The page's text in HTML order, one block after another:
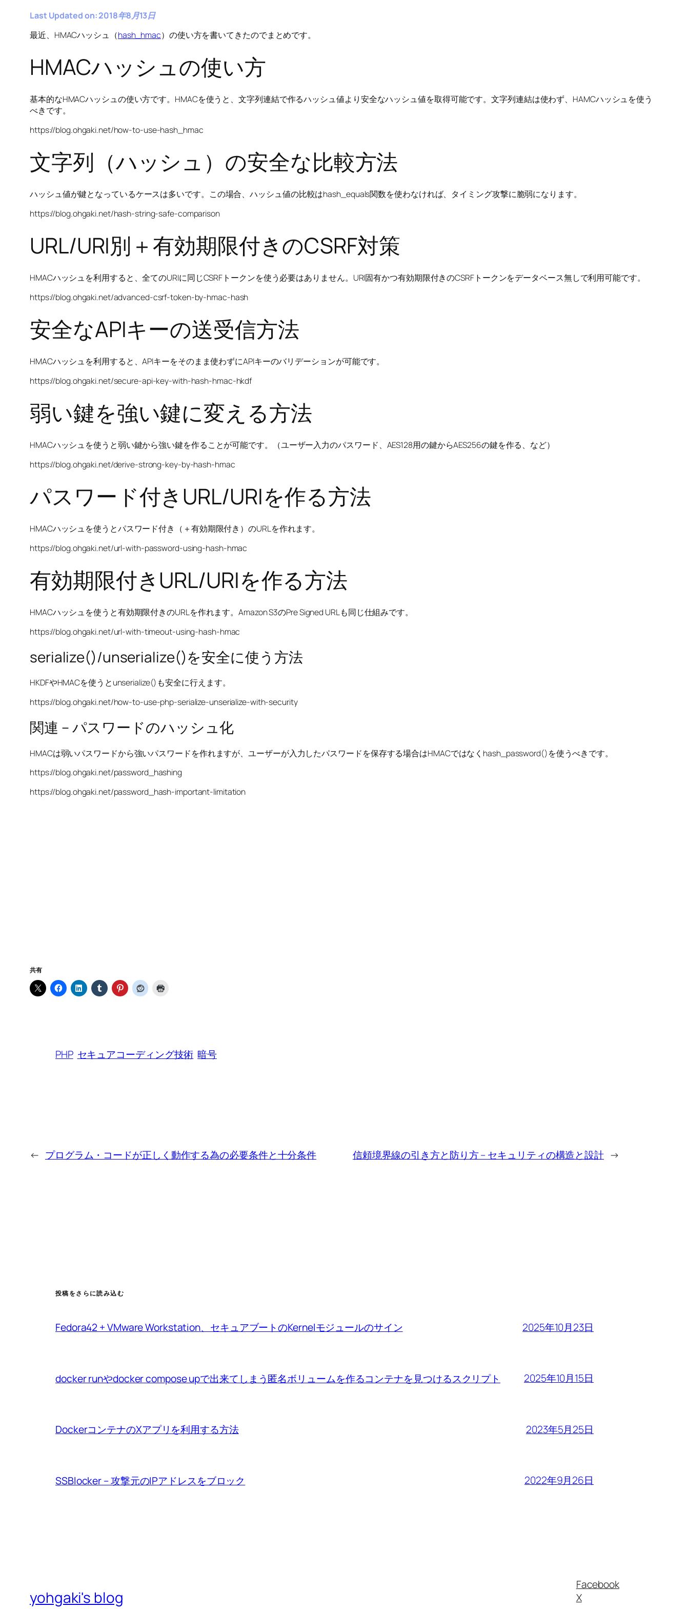
Last Updated on: 2018年8月13日
最近、HMACハッシュ（hash_hmac）の使い方を書いてきたのでまとめです。
HMACハッシュの使い方
基本的なHMACハッシュの使い方です。HMACを使うと、文字列連結で作るハッシュ値より安全なハッシュ値を取得可能です。文字列連結は使わず、HAMCハッシュを使う
べきです。
https://blog.ohgaki.net/how-to-use-hash_hmac
文字列（ハッシュ）の安全な比較方法
ハッシュ値が鍵となっているケースは多いです。この場合、ハッシュ値の比較はhash_equals関数を使わなければ、タイミング攻撃に脆弱になります。
https://blog.ohgaki.net/hash-string-safe-comparison
URL/URI別＋有効期限付きのCSRF対策
HMACハッシュを利用すると、全てのURIに同じCSRFトークンを使う必要はありません。URI固有かつ有効期限付きのCSRFトークンをデータベース無しで利用可能です。
https://blog.ohgaki.net/advanced-csrf-token-by-hmac-hash
安全なAPIキーの送受信方法
HMACハッシュを利用すると、APIキーをそのまま使わずにAPIキーのバリデーションが可能です。
https://blog.ohgaki.net/secure-api-key-with-hash-hmac-hkdf
弱い鍵を強い鍵に変える方法
HMACハッシュを使うと弱い鍵から強い鍵を作ることが可能です。（ユーザー入力のパスワード、AES128用の鍵からAES256の鍵を作る、など）
https://blog.ohgaki.net/derive-strong-key-by-hash-hmac
パスワード付きURL/URIを作る方法
HMACハッシュを使うとパスワード付き（＋有効期限付き）のURLを作れます。
https://blog.ohgaki.net/url-with-password-using-hash-hmac
有効期限付きURL/URIを作る方法
HMACハッシュを使うと有効期限付きのURLを作れます。Amazon S3のPre Signed URLも同じ仕組みです。
https://blog.ohgaki.net/url-with-timeout-using-hash-hmac
serialize()/unserialize()を安全に使う方法
HKDFやHMACを使うとunserialize()も安全に行えます。
https://blog.ohgaki.net/how-to-use-php-serialize-unserialize-with-security
関連 – パスワードのハッシュ化
HMACは弱いパスワードから強いパスワードを作れますが、ユーザーが入力したパスワードを保存する場合はHMACではなくhash_password()を使うべきです。
https://blog.ohgaki.net/password_hashing
https://blog.ohgaki.net/password_hash-important-limitation
共有
PHP セキュアコーディング技術 暗号
← プログラム・コードが正しく動作する為の必要条件と十分条件 信頼境界線の引き方と防り方 – セキュリティの構造と設計 →
投稿をさらに読み込む
Fedora42 + VMware Workstation、セキュアブートのKernelモジュールのサイン 2025年10月23日
docker runやdocker compose upで出来てしまう匿名ボリュームを作るコンテナを見つけるスクリプト 2025年10月15日
DockerコンテナのXアプリを利用する方法 2023年5月25日
SSBlocker – 攻撃元のIPアドレスをブロック 2022年9月26日
yohgaki's blog
Facebook
X